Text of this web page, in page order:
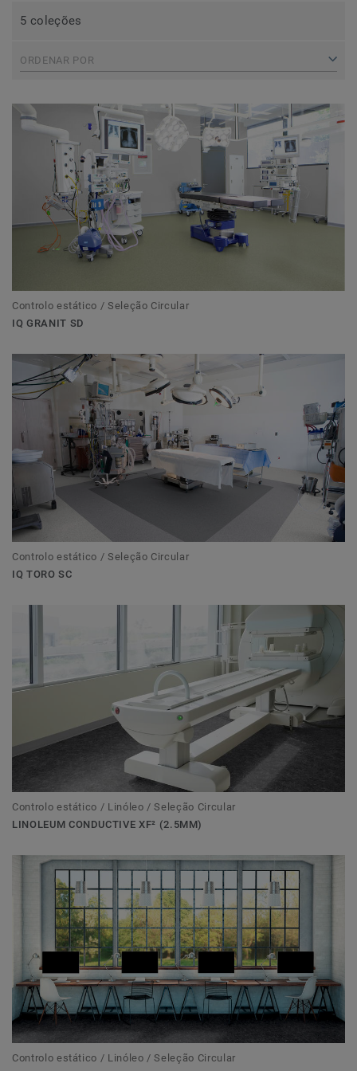
5 coleções
ORDENAR POR
Controlo estático / Seleção Circular
IQ GRANIT SD
Controlo estático / Seleção Circular
IQ TORO SC
Controlo estático / Linóleo / Seleção Circular
LINOLEUM CONDUCTIVE XF² (2.5MM)
Controlo estático / Linóleo / Seleção Circular